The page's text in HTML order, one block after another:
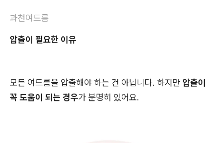
과천여드름
압출이 필요한 이유
모든 여드름을 압출해야 하는 건 아닙니다. 하지만 압출이
꼭 도움이 되는 경우가 분명히 있어요.